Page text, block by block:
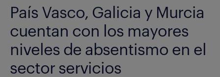
País Vasco, Galicia y Murcia
cuentan con los mayores
niveles de absentismo en el
sector servicios